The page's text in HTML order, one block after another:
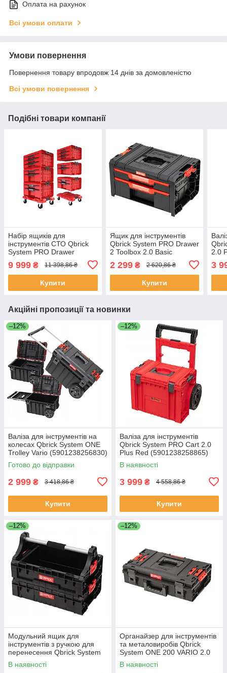
Оплата на рахунок
Всі умови оплати
Умови повернення
Повернення товару впродовж 14 днів за домовленістю
Всі умови повернення
Подібні товари компанії
Набір ящиків для
інструментів СТО Qbrick
System PRO Drawer
Workshop Set 3 2.0 RED
(5901238258353)
9 999 ₴ 11 398,86 ₴
Купити
Ящик для інструментів
Qbrick System PRO Drawer
2 Toolbox 2.0 Basic
2 299₴ 2 620,86 ₴
Купити
2.0
3
Акційні пропозиції та новинки
–12%
Валіза для інструментів на
колесах Qbrick System ONE
Trolley Vario (5901238256830)
Готово до відправки
2 999 ₴ 3 418,86 ₴
Купити
–12%
Валіза для інструментів
Qbrick System PRO Cart 2.0
Plus Red (5901238258865)
В наявності
3 999 ₴ 4 558,86 ₴
Купити
–12%
Модульний ящик для
інструментів з ручкою для
перенесення Qbrick System
PRO Modular Tray
(5901238259695)
В наявності
–12%
Органайзер для інструментів
та металовиробів Qbrick
System ONE 200 VARIO 2.0
(5901238254454)
В наявності